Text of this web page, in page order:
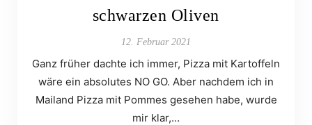
schwarzen Oliven
12. Februar 2021
Ganz früher dachte ich immer, Pizza mit Kartoffeln
wäre ein absolutes NO GO. Aber nachdem ich in
Mailand Pizza mit Pommes gesehen habe, wurde
mir klar,…